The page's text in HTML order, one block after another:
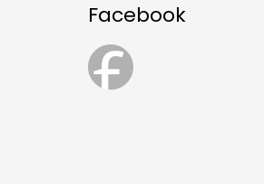
Facebook